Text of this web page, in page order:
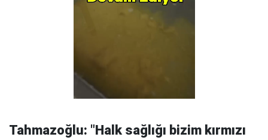
Tahmazoğlu: "Halk sağlığı bizim kırmızı